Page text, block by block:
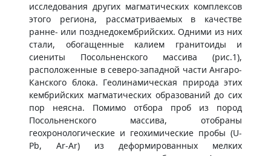
исследования других магматических комплексов
этого региона, рассматриваемых в качестве
ранне- или позднедокембрийских. Одними из них
стали, обогащенные калием гранитоиды и
сиениты Посольненского массива (рис.1),
расположенные в северо-западной части Ангаро-
Канского блока. Геолинамическая природа этих
кембрийских магматических образований до сих
пор неясна. Помимо отбора проб из пород
Посольненского массива, отобраны
геохронологические и геохимические пробы (U-
Pb, Ar-Ar) из деформированных мелких